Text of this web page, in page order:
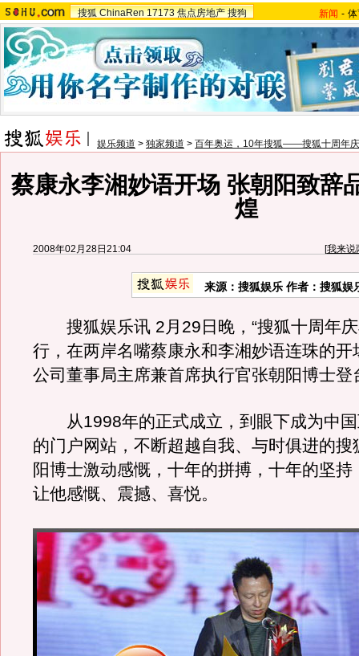
搜狐 ChinaRen 17173 焦点房地产 搜狗 新闻 -
娱乐频道 > 独家频道 > 百年奥运，10年搜狐——搜狐十周年
蔡康永李湘妙语开场 张朝阳致辞
煌
2008年02月28日21:04 [我来说
来源：搜狐娱乐 作者：搜狐娱
搜狐娱乐讯 2月29日晚，“搜狐十周年庆
行，在两岸名嘴蔡康永和李湘妙语连珠的开
公司董事局主席兼首席执行官张朝阳博士登
从1998年的正式成立，到眼下成为中国
的门户网站，不断超越自我、与时俱进的搜
阳博士激动感慨，十年的拼搏，十年的坚持
让他感慨、震撼、喜悦。